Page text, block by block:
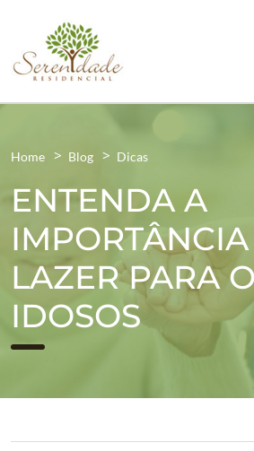
Home Blog Dicas
ENTENDA A
LAZER PARA
IDOSOS